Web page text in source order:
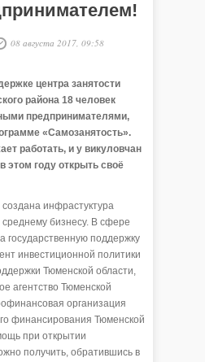
08 августа 2017, 09:58
центра занятости
района 18 человек
предпринимателями,
«Самозанятость».
работать, и у викуловчан
этом году открыть своё
инфрастуктура
бизнесу. В сфере
государственную поддержку
инвестиционной политики
Тюменской области,
агентство Тюменской
организация
финансирования Тюменской
при открытии
получить, обратившись в